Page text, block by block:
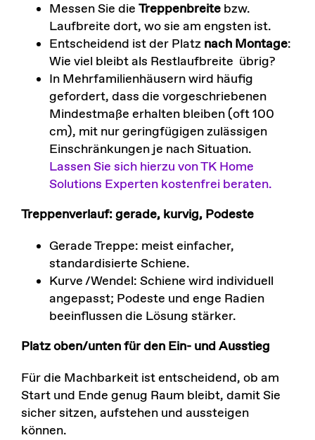
Messen Sie die Treppenbreitebzw.
Laufbreite dort, wo sie am engsten ist.
Entscheidend ist der Platz nach Montage:
Wie viel bleibt als Restlaufbreite übrig?
In Mehrfamilienhäusern wird häufig
gefordert, dass die vorgeschriebenen
Mindestmaße erhalten bleiben (oft 100
cm), mit nur geringfügigen zulässigen
Einschränkungen je nach Situation.
Lassen Sie sich hierzu von TK Home
Solutions Experten kostenfrei beraten.
Treppenverlauf: gerade, kurvig, Podeste
Gerade Treppe: meist einfacher,
standardisierte Schiene.
Kurve /Wendel: Schiene wird individuell
angepasst; Podeste und enge Radien
beeinflussen die Lösung stärker.
Platz oben/unten für den Ein- und Ausstieg
Für die Machbarkeit ist entscheidend, ob am
Start und Ende genug Raum bleibt, damit Sie
sicher sitzen, aufstehen und aussteigen
können.